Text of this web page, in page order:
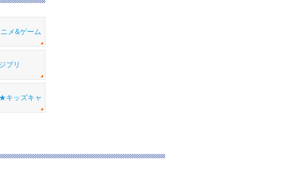
メ&ゲーム
ブリ
キッズキャ